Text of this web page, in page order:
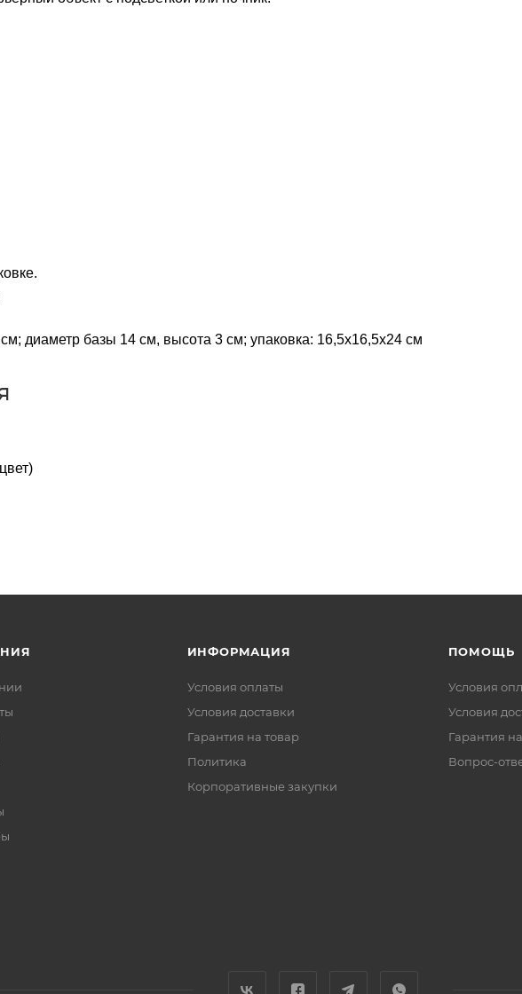
диаметр базы 14 см, высота 3 см; упаковка: 16,5x16,5x24 см
ИНФОРМАЦИЯ
Условия оплаты
Условия доставки
Гарантия на товар
Политика
Корпоративные закупки
ПОМОЩЬ
Условия
Условия
Гарантия
Вопрос-